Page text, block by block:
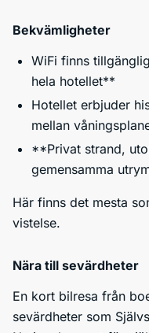
Bekvämligheter
WiFi finns
hela hotellet**
Hotellet erbjuder
mellan
**Privat strand,
gemensamma
Här finns det mesta
vistelse.
Nära till sevärdheter
En kort bilresa från
sevärdheter som